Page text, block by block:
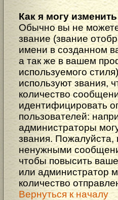
Как я могу
Обычно вы не
звание (звание
имени в созданном
а так же в вашем
используемого
используют звания,
количество
идентифицировать
пользователей:
администраторы
звания.
ненужными
чтобы повысить
или администратор
количество
Вернуться к началу